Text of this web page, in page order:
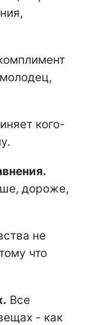
кого-
дороже,
не
что
Все
- как